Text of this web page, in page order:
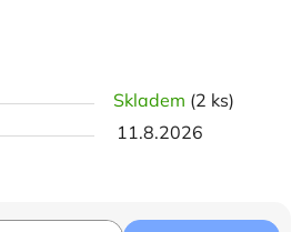
Skladem (2 ks)
11.8.2026